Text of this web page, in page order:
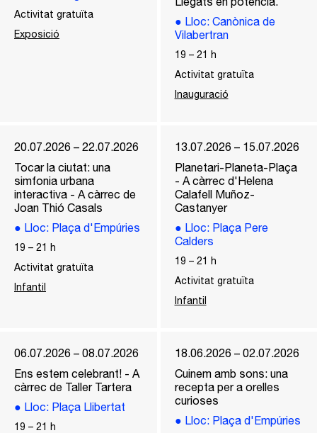
Activitat gratuïta
Exposició
● Lloc: Canònica de
Vilabertran
19 – 21
h
Activitat gratuïta
Inauguració
20.07.2026 – 22.07.2026
Tocar la ciutat: una
simfonia urbana
interactiva - A càrrec de
Joan Thió Casals
● Lloc: Plaça d'Empúries
19 – 21
h
Activitat gratuïta
Infantil
13.07.2026 – 15.07.2026
Planetari-Planeta-Plaça
- A càrrec d'Helena
Calafell Muñoz-
Castanyer
● Lloc: Plaça Pere
Calders
19 – 21
h
Activitat gratuïta
Infantil
06.07.2026 – 08.07.2026
Ens estem celebrant! - A
càrrec de Taller Tartera
● Lloc: Plaça Llibertat
19 – 21
h
18.06.2026 – 02.07.2026
Cuinem amb sons: una
recepta per a orelles
curioses
● Lloc: Plaça d'Empúries